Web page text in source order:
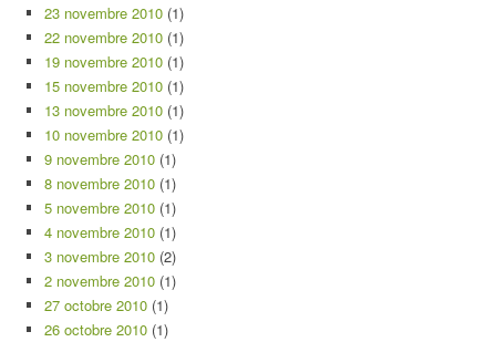
23 novembre 2010 (1)
22 novembre 2010 (1)
19 novembre 2010 (1)
15 novembre 2010 (1)
13 novembre 2010 (1)
10 novembre 2010 (1)
9 novembre 2010 (1)
8 novembre 2010 (1)
5 novembre 2010 (1)
4 novembre 2010 (1)
3 novembre 2010 (2)
2 novembre 2010 (1)
27 octobre 2010 (1)
26 octobre 2010 (1)